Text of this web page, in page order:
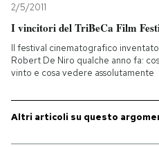
2/5/2011
I vincitori del TriBeCa Film
Il festival cinematografico
Robert De Niro qualche anno fa:
vinto e cosa vedere assolutamente
Altri articoli su questo